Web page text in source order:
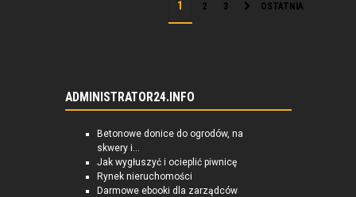
2 3 OSTATNIA
ADMINISTRATOR24.INFO
Betonowe donice do ogrodów, na
skwery i...
Jak wygłuszyć i ocieplić piwnicę
Rynek nieruchomości
Darmowe ebooki dla zarządców